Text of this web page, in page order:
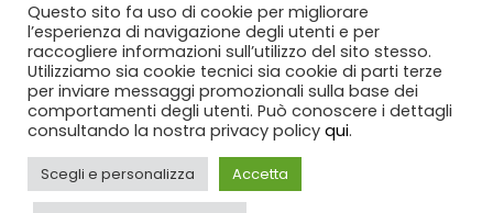
CopyrightBlitzTV© 2019-2025SIGNOVia Rabolini, 13 Milano - P.IVA
Questo sito fa uso di cookie per migliorare
l’esperienza di navigazione degli utenti e per
raccogliere informazioni sull’utilizzo del sito stesso.
Utilizziamo sia cookie tecnici sia cookie di parti terze
per inviare messaggi promozionali sulla base dei
comportamenti degli utenti. Può conoscere i dettagli
consultando la nostra privacy policy qui.
Scegli e personalizza Accetta